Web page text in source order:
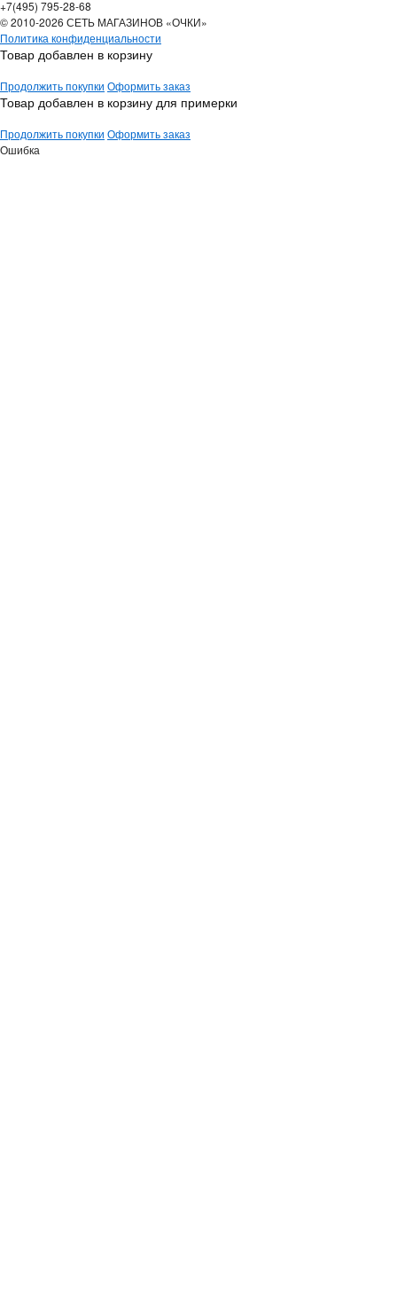
+7(495) 795-28-68
© 2010-2026 СЕТЬ МАГАЗИНОВ «ОЧКИ»
Политика конфиденциальности
Товар добавлен в корзину
Продолжить покупки Оформить заказ
Товар добавлен в корзину для примерки
Продолжить покупки Оформить заказ
Ошибка